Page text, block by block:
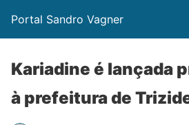
Portal Sandro Vagner
Kariadine é lançada
à prefeitura de